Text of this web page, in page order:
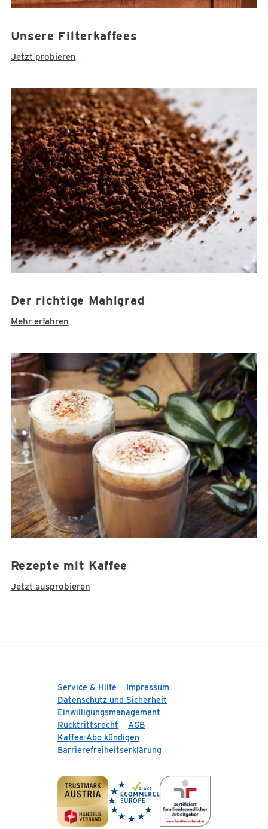
Unsere Filterkaffees
Jetzt probieren
Der richtige Mahlgrad
Mehr erfahren
Rezepte mit Kaffee
Jetzt ausprobieren
Service & Hilfe
Impressum
Datenschutz und Sicherheit
Einwilligungsmanagement
Rücktrittsrecht
AGB
Kaffee-Abo kündigen
Barrierefreiheitserklärung